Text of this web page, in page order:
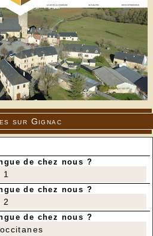
sur Gignac
de chez nous ?
1
de chez nous ?
2
de chez nous ?